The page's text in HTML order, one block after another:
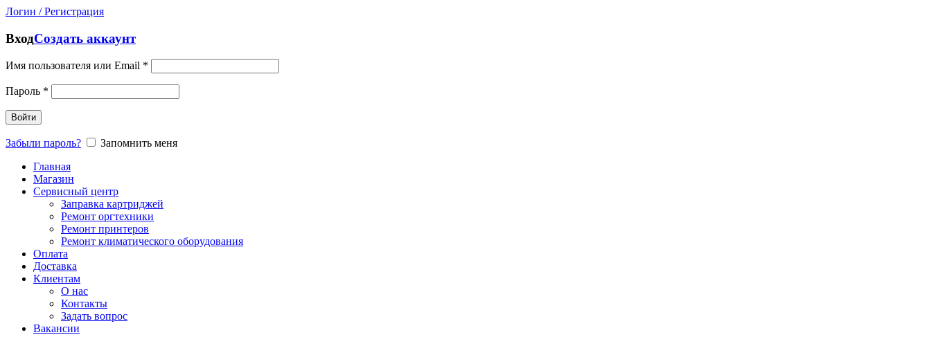
Логин / Регистрация
ВходСоздать аккаунт
Имя пользователя или Email *
Пароль *
Войти
Забыли пароль?
Запомнить меня
Главная
Магазин
Сервисный центр
Заправка картриджей
Ремонт оргтехники
Ремонт принтеров
Ремонт климатического оборудования
Оплата
Доставка
Клиентам
О нас
Контакты
Задать вопрос
Вакансии